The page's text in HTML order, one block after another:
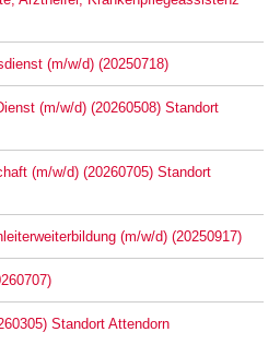
(m/w/d) (20250718)
(m/w/d) (20260508) Standort
(m/w/d) (20260705) Standort
(m/w/d) (20250917)
Standort Attendorn